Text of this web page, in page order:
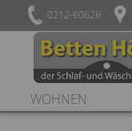
0212-60626
WOHNEN